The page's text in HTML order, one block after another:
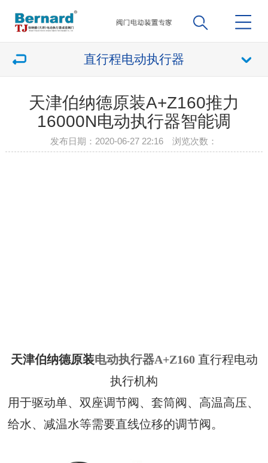
直行程电动执行器
天津伯纳德原装A+Z160推力
16000N电动执行器智能调
发布日期：2020-06-27 22:16 浏览次数：
天津伯纳德原装电动执行器A+Z160 直行程电动
执行机构
用于驱动单、双座调节阀、套筒阀、高温高压、
给水、减温水等需要直线位移的调节阀。